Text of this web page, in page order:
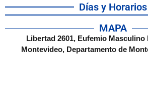
Días y Horarios
MAPA
Libertad 2601, Eufemio Masculino
Montevideo, Departamento de